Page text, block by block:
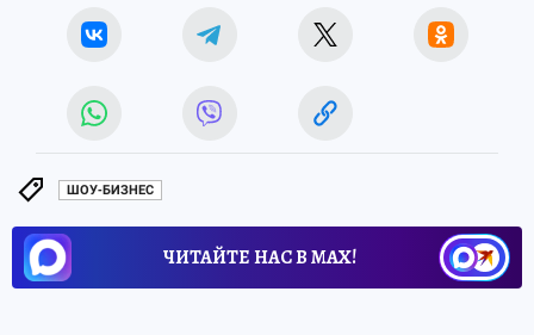
ШОУ-БИЗНЕС
ЧИТАЙТЕ НАС В МАХ!